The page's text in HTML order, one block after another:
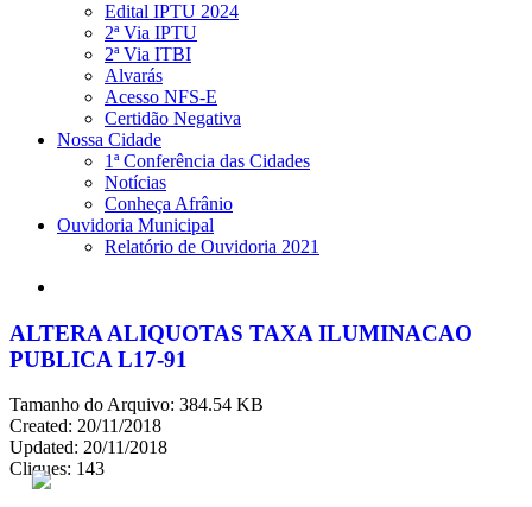
Edital IPTU 2024
2ª Via IPTU
2ª Via ITBI
Alvarás
Acesso NFS-E
Certidão Negativa
Nossa Cidade
1ª Conferência das Cidades
Notícias
Conheça Afrânio
Ouvidoria Municipal
Relatório de Ouvidoria 2021
ALTERA ALIQUOTAS TAXA ILUMINACAO
PUBLICA L17-91
Tamanho do Arquivo: 384.54 KB
Created: 20/11/2018
Updated: 20/11/2018
Cliques: 143